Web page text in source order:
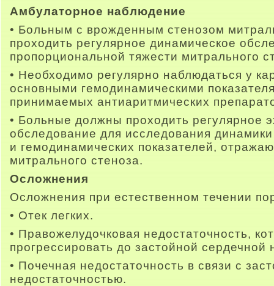
Амбулаторное наблюдение
• Больным с врожденным стенозом
проходить регулярное динамическое
пропорциональной тяжести митрального
• Необходимо регулярно наблюдаться у
основными гемодинамическими
принимаемых антиаритмических
• Больные должны проходить регулярное
обследование для исследования
и гемодинамических показателей,
митрального стеноза.
Осложнения
Осложнения при естественном течении
• Отек легких.
• Правожелудочковая недостаточность,
прогрессировать до застойной сердечной
• Почечная недостаточность в связи с
недостаточностью.